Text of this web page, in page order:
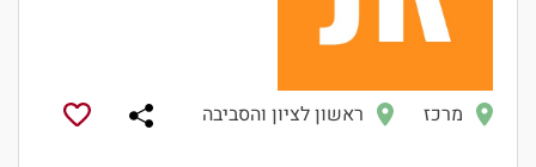
מרכז ראשון לציון והסביבה